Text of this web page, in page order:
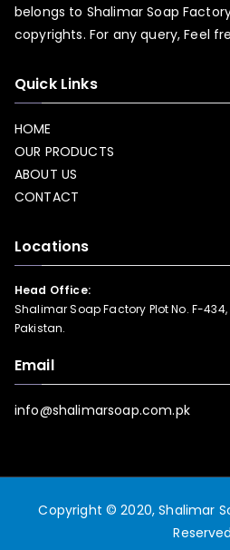
belongs to Shalimar Soap
copyrights. For any query, Feel
Quick Links
HOME
OUR PRODUCTS
ABOUT US
CONTACT
Locations
Head Office:
Shalimar Soap Factory Plot No. F-434,
Pakistan.
Email
info@shalimarsoap.com.pk
Copyright © 2020, Shalimar
Reserved